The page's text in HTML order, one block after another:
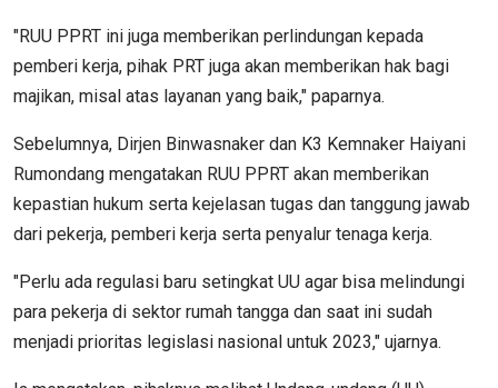
"RUU PPRT ini juga memberikan perlindungan kepada
pemberi kerja, pihak PRT juga akan memberikan hak bagi
majikan, misal atas layanan yang baik," paparnya.
Sebelumnya, Dirjen Binwasnaker dan K3 Kemnaker Haiyani
Rumondang mengatakan RUU PPRT akan memberikan
kepastian hukum serta kejelasan tugas dan tanggung jawab
dari pekerja, pemberi kerja serta penyalur tenaga kerja.
"Perlu ada regulasi baru setingkat UU agar bisa melindungi
para pekerja di sektor rumah tangga dan saat ini sudah
menjadi prioritas legislasi nasional untuk 2023," ujarnya.